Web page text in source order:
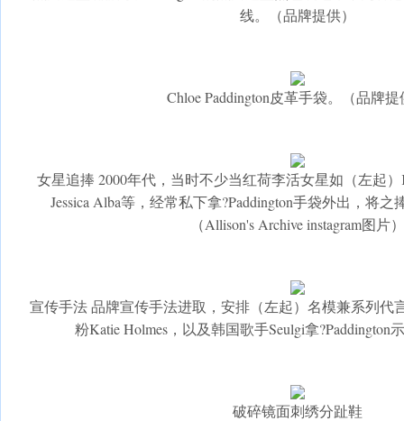
线。（品牌提供）
Chloe Paddington皮革手袋。（品牌
女星追捧 2000年代，当时不少当红荷李活女星如（左起）
Jessica Alba等，经常私下拿?Paddington手袋外出，将
（Allison's Archive instagram图片）
宣传手法 品牌宣传手法进取，安排（左起）名模兼系列代
粉Katie Holmes，以及韩国歌手Seulgi拿?Paddington
破碎镜面刺绣分趾鞋